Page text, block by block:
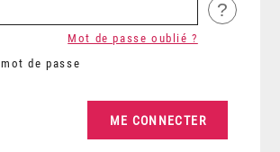
?
mot de passe
Mot de passe oublié ?